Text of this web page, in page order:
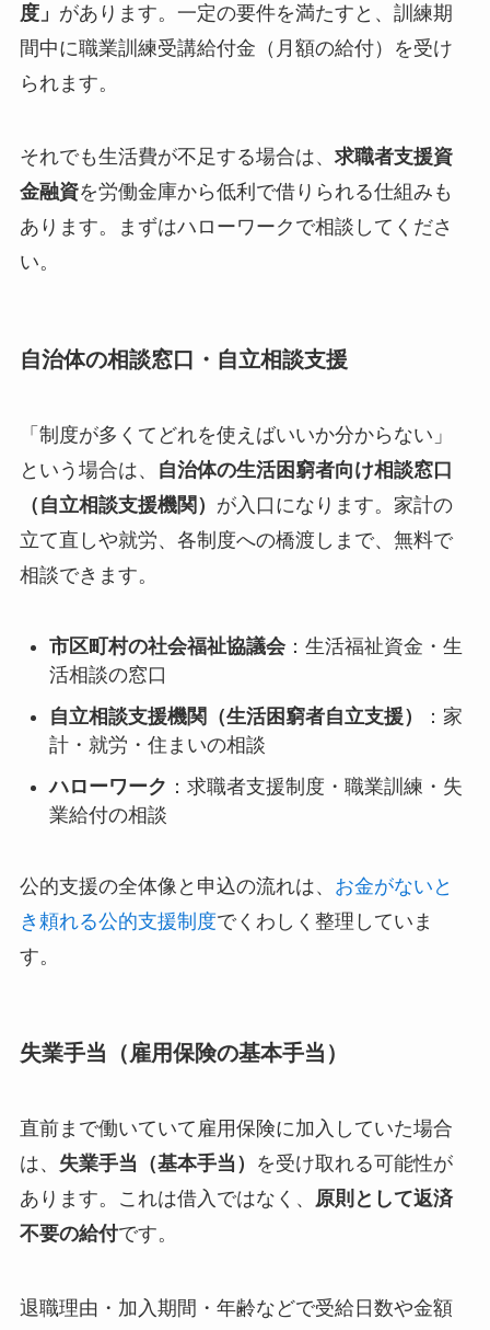
度」 があります。一定の要件を満たすと、訓練期
間中に職業訓練受講給付金（月額の給付）を受け
られます。
それでも生活費が不足する場合は、 求職者支援資
金融資を労働金庫から低利で借りられる仕組みも
あります。まずはハローワークで相談してくださ
い。
自治体の相談窓口・自立相談支援
「制度が多くてどれを使えばいいか分からない」
という場合は、
自治体の生活困窮者向け相談窓口
（自立相談支援機関） が入口になります。家計の
立て直しや就労、各制度への橋渡しまで、無料で
相談できます。
市区町村の社会福祉協議会：生活福祉資金・生
活相談の窓口
自立相談支援機関（生活困窮者自立支援）
：家
計・就労・住まいの相談
ハローワーク ：求職者支援制度・職業訓練・失
業給付の相談
公的支援の全体像と申込の流れは、 お金がないと
き頼れる公的支援制度でくわしく整理していま
す。
失業手当（雇用保険の基本手当）
直前まで働いていて雇用保険に加入していた場合
は、 失業手当（基本手当）
を受け取れる可能性が
あります。これは借入ではなく、 原則として返済
不要の給付です。
退職理由・加入期間・年齢などで受給日数や金額